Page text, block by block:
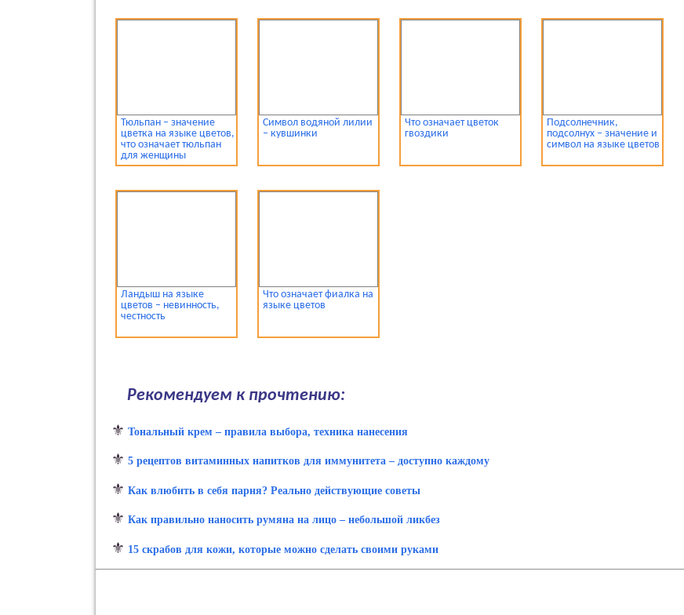
Тюльпан – значение
цветка на языке цветов,
что означает тюльпан
для женщины
Символ водяной лилии
– кувшинки
Что означает цветок
гвоздики
Подсолнечник,
подсолнух – значение и
символ на языке цветов
Ландыш на языке
цветов – невинность,
честность
Что означает фиалка на
языке цветов
Рекомендуем к прочтению:
⚜ Тональный крем – правила выбора, техника нанесения
⚜ 5 рецептов витаминных напитков для иммунитета – доступно каждому
⚜ Как влюбить в себя парня? Реально действующие советы
⚜ Как правильно наносить румяна на лицо – небольшой ликбез
⚜ 15 скрабов для кожи, которые можно сделать своими руками